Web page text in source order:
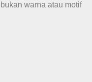
warna atau motif